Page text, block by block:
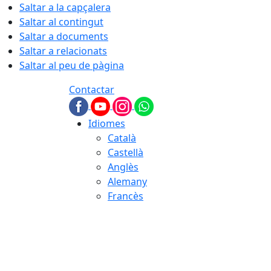
Saltar a la capçalera
Saltar al contingut
Saltar a documents
Saltar a relacionats
Saltar al peu de pàgina
Contactar
Idiomes
Català
Castellà
Anglès
Alemany
Francès